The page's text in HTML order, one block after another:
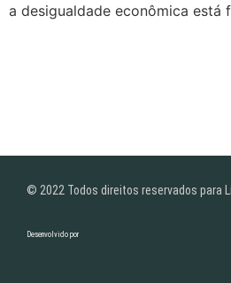
a desigualdade econômica está
© 2022 Todos direitos reservados para
Desenvolvido por